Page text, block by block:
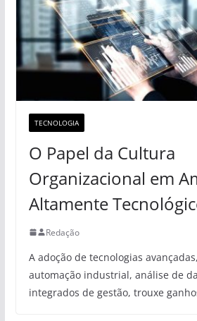
TECNOLOGIA
O Papel da Cultura
Organizacional em
Altamente
Redação
A adoção de tecnologias
automação industrial, análise de
integrados de gestão, trouxe